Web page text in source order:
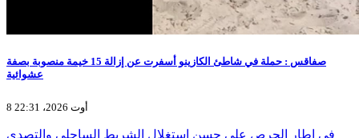
صفاقس : حملة في شاطئ الكازينو أسفرت عن إزالة 15 خيمة منصوبة بصفة
عشوائية
8 أوت 2026، 22:31
في إطار الحرص على حسن استغلال الشريط الساحلي والتصدي